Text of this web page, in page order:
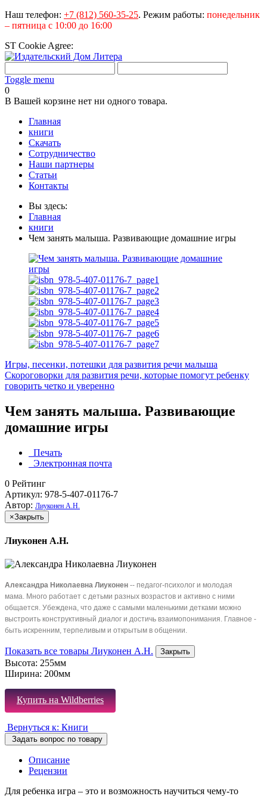
Наш телефон: +7 (812) 560-35-25. Режим работы: понедельник
– пятница с 10:00 до 16:00
ST Cookie Agree:
Toggle menu
0
В Вашей корзине нет ни одного товара.
Главная
книги
Скачать
Сотрудничество
Наши партнеры
Статьи
Контакты
Вы здесь:
Главная
книги
Чем занять малыша. Развивающие домашние игры
Игры, песенки, потешки для развития речи малыша
Скороговорки для развития речи, которые помогут ребенку
говорить четко и уверенно
Чем занять малыша. Развивающие
домашние игры
Печать
Электронная почта
0 Рейтинг
Артикул: 978-5-407-01176-7
Автор: Лиуконен А.Н.
×Закрыть
Лиуконен А.Н.
Александра Николаевна Лиуконен -- педагог-психолог и молодая
мама. Много работает с детьми разных возрастов и активно с ними
общается. Убеждена, что даже с самыми маленькими детками можно
выстроить конструктивный диалог и достичь взаимопонимания. Главное -
быть искренним, терпеливым и открытым в общении.
Показать все товары Лиуконен А.Н. Закрыть
Высота: 255мм
Ширина: 200мм
Купить на Wildberries
Вернуться к: Книги
Задать вопрос по товару
Описание
Рецензии
Для ребенка игра – это и возможность научиться чему-то